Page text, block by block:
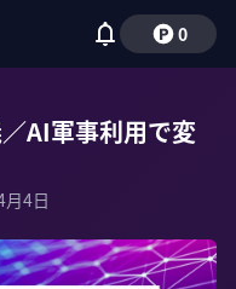
0
AI軍事利用で変
4日